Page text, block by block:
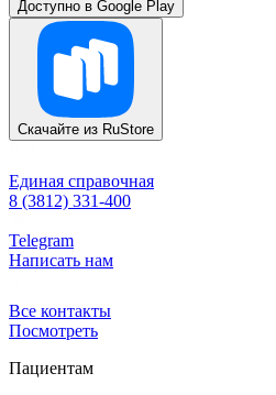
Доступно в Google Play
Скачайте из RuStore
Единая справочная
8 (3812) 331-400
Telegram
Написать нам
Все контакты
Посмотреть
Пациентам